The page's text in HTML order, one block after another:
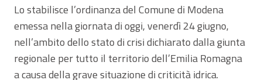
Lo stabilisce l’ordinanza del Comune di Modena
emessa nella giornata di oggi, venerdì 24 giugno,
nell’ambito dello stato di crisi dichiarato dalla giunta
regionale per tutto il territorio dell’Emilia Romagna
a causa della grave situazione di criticità idrica.